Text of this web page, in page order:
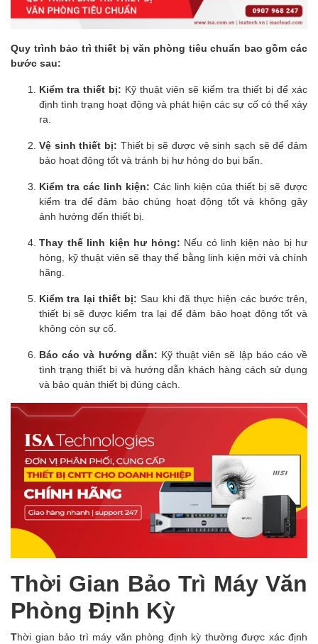
Quy trình bảo trì thiết bị văn phòng tiêu chuẩn bao gồm các
bước sau:
Kiểm tra thiết bị: Kỹ thuật viên sẽ kiểm tra thiết bị để xác
định tình trạng hoạt động và phát hiện các sự cố có thể xảy
ra.
Vệ sinh thiết bị: Thiết bị sẽ được vệ sinh sạch sẽ để đảm
bảo hoạt động tốt và tránh bị hư hỏng do bụi bẩn.
Kiểm tra các linh kiện: Các linh kiện của thiết bị sẽ được
kiểm tra để đảm bảo chúng hoạt động tốt và không gây
ảnh hưởng đến thiết bị.
Thay thế linh kiện hư hỏng: Nếu có linh kiện nào bị hư
hỏng, kỹ thuật viên sẽ thay thế bằng linh kiện mới và chính
hãng.
Kiểm tra lại thiết bị:Sau khi đã thực hiện các bước trên,
thiết bị sẽ được kiểm tra lại để đảm bảo hoạt động tốt và
không còn sự cố.
Báo cáo và hướng dẫn: Kỹ thuật viên sẽ lập báo cáo về
tình trạng thiết bị và hướng dẫn khách hàng cách sử dụng
và bảo quản thiết bị đúng cách.
Thời Gian Bảo Trì Máy Văn
Phòng Định Kỳ
Thời gian bảo trì máy văn phòng định kỳ thường được xác định